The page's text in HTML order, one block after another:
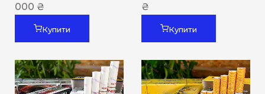
000 ₴
Купити
₴
Купити